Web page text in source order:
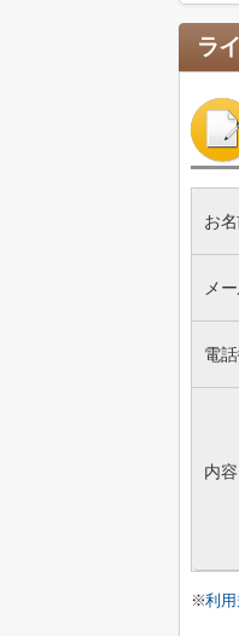
ラ
お
メ
電
内容
※利用